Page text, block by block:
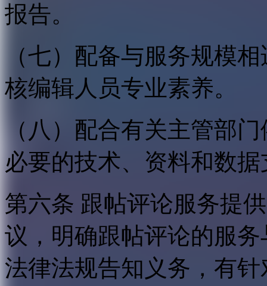
报告。
（七）配备与服务规模
核编辑人员专业素养。
（八）配合有关主管部
必要的技术、资料和数
第六条 跟帖评论服务提
议，明确跟帖评论的服
法律法规告知义务，有